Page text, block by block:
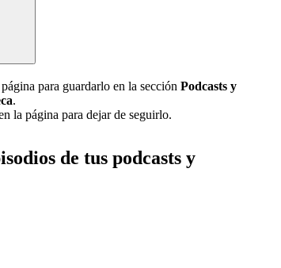
para guardarlo en la sección Podcasts y
.
la página para dejar de seguirlo.
de tus podcasts y